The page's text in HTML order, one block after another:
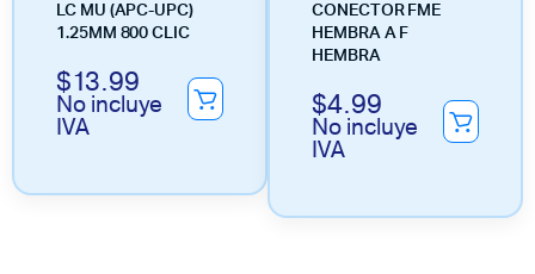
LC MU (APC-UPC)
1.25MM 800 CLIC
$13.99
No incluye
IVA
CONECTOR FME
HEMBRA A F
HEMBRA
$4.99
No incluye
IVA